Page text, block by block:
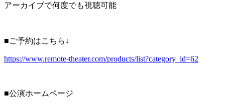
アーカイブで何度でも視聴可能
■ご予約はこちら↓
https://www.remote-theater.com/products/list?category_id=62
■公演ホームページ